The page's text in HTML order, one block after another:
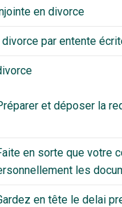
en divorce
par entente
et déposer la
en sorte que votre
les
en tête le delai